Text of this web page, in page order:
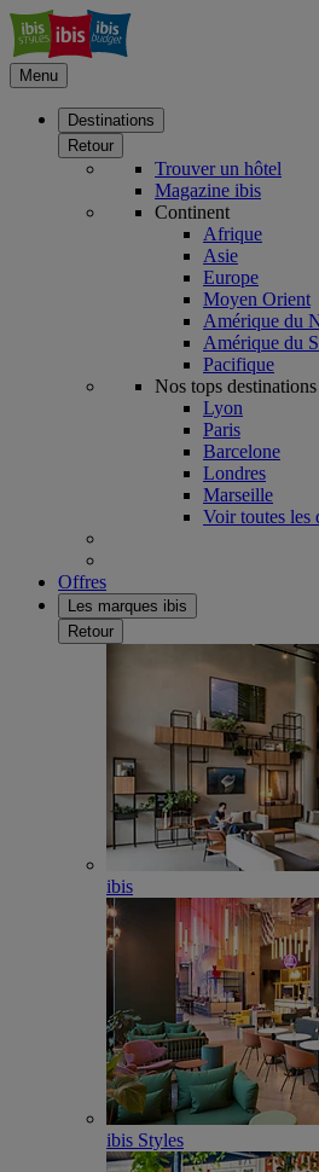
Menu
Destinations
Retour
Trouver un hôtel
Magazine ibis
Continent
Afrique
Asie
Europe
Moyen Orient
Amérique du
Amérique du
Pacifique
Nos tops destinations
Lyon
Paris
Barcelone
Londres
Marseille
Voir toutes les
Offres
Les marques ibis
Retour
ibis
ibis Styles